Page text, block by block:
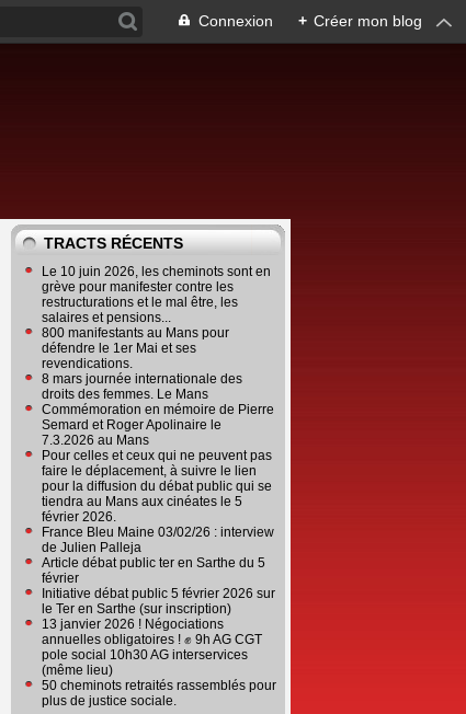
Connexion + Créer mon blog
TRACTS RÉCENTS
Le 10 juin 2026, les cheminots sont en
grève pour manifester contre les
restructurations et le mal être, les
salaires et pensions...
800 manifestants au Mans pour
défendre le 1er Mai et ses
revendications.
8 mars journée internationale des
droits des femmes. Le Mans
Commémoration en mémoire de Pierre
Semard et Roger Apolinaire le
7.3.2026 au Mans
Pour celles et ceux qui ne peuvent pas
faire le déplacement, à suivre le lien
pour la diffusion du débat public qui se
tiendra au Mans aux cinéates le 5
février 2026.
France Bleu Maine 03/02/26 : interview
de Julien Palleja
Article débat public ter en Sarthe du 5
février
Initiative débat public 5 février 2026 sur
le Ter en Sarthe (sur inscription)
13 janvier 2026 ! Négociations
annuelles obligatoires ! ✊ 9h AG CGT
pole social 10h30 AG interservices
(même lieu)
50 cheminots retraités rassemblés pour
plus de justice sociale.